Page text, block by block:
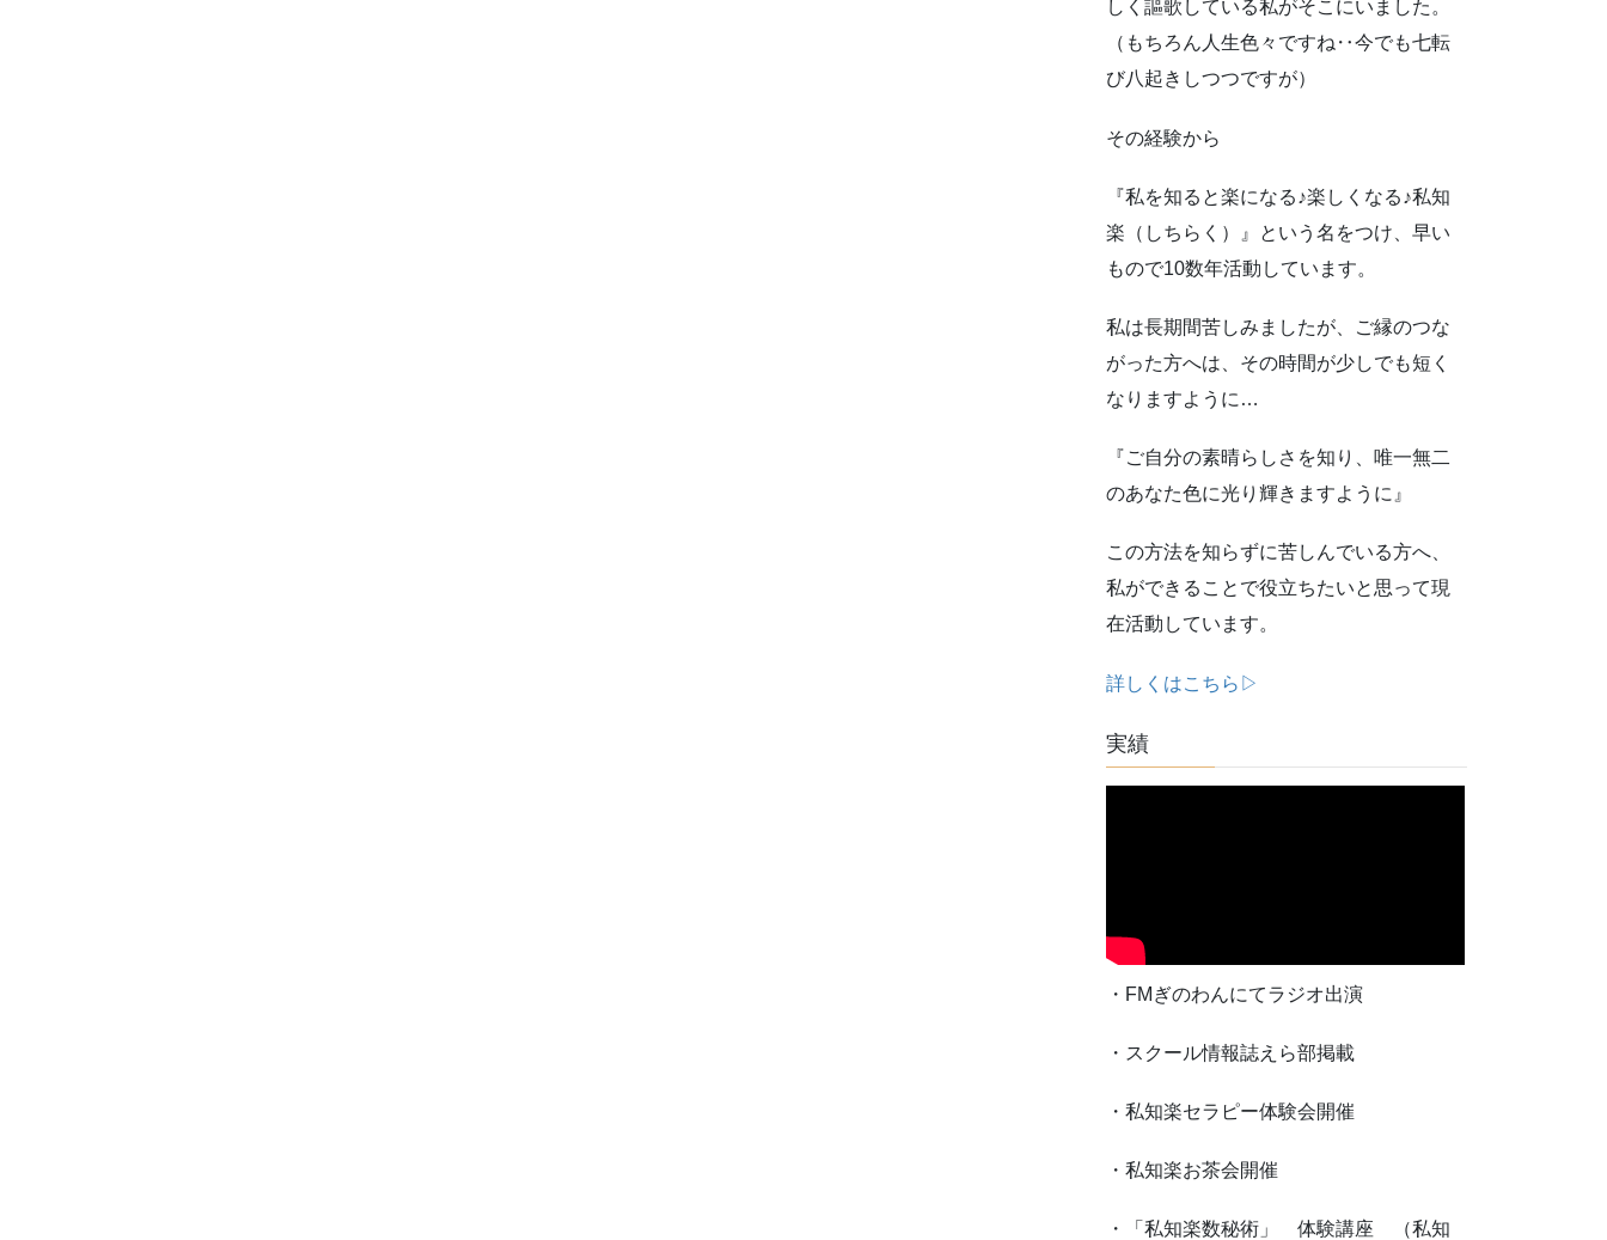
しく謳歌している私がそこにいました。
（もちろん人生色々ですね‥今でも七転
び八起きしつつですが）
その経験から
『私を知ると楽になる♪楽しくなる♪私知
楽（しちらく）』という名をつけ、早い
もので10数年活動しています。
私は長期間苦しみましたが、ご縁のつな
がった方へは、その時間が少しでも短く
なりますように…
『ご自分の素晴らしさを知り、唯一無二
のあなた色に光り輝きますように』
この方法を知らずに苦しんでいる方へ、
私ができることで役立ちたいと思って現
在活動しています。
詳しくはこちら▷
実績
・FMぎのわんにてラジオ出演
・スクール情報誌えら部掲載
・私知楽セラピー体験会開催
・私知楽お茶会開催
・「私知楽数秘術」 体験講座 （私知